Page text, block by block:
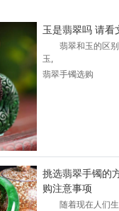
玉是翡翠吗 请看
翡翠和玉的区别
玉,
翡翠手镯选购
挑选翡翠手镯的
购注意事项
随着现在人们生